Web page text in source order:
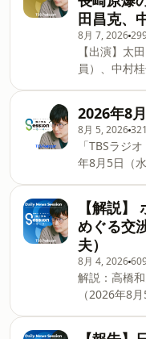
ト：⁠⁠⁠⁠⁠⁠⁠⁠⁠⁠⁠⁠⁠⁠⁠⁠⁠⁠⁠⁠⁠⁠⁠⁠⁠⁠⁠⁠⁠⁠⁠⁠⁠⁠@
音声メディ
見やトピッ
いただきます。 【ゲスト】
Research
越健司 さん 【PR】スピークはこちらの
リンクから
す（8/16ま
👉https://bit.ly/
＝＝＝＝＝＝＝＝＝＝
プロジェク
月～金曜日
で生放送 パーソナリティ：荻上チキ、奥
村奈
田昌克、
8月 7, 2026
【出演】太
員）、中村
【PR】スピ
大6,000円
で・7日間の
https://bit.ly/
＝＝＝＝＝＝＝＝＝ 発信
ロジェクト「
～金曜日
生放送 パーソナリティ：荻上チキ、奥村
奈津美 番組HP：⁠⁠⁠⁠⁠⁠⁠⁠⁠⁠⁠⁠⁠⁠⁠⁠⁠⁠⁠⁠⁠⁠⁠⁠⁠⁠⁠⁠⁠⁠⁠⁠荻上チキ・Session⁠⁠⁠⁠⁠⁠⁠⁠⁠⁠⁠⁠⁠⁠⁠⁠⁠⁠⁠⁠⁠⁠⁠⁠⁠⁠⁠⁠⁠⁠⁠⁠ 番
組メールアド
組Xアカウン
2026年8
8月 5, 2026321
「TBSラジ
年8月5日（水）ニュ
で始められ
料体験つ
発信型ニュ
キ・Session」 ★月～金曜日
20:00 TBSラジオ
ティ：荻上チ
HP：⁠荻上チキ・
レス：⁠
ト：⁠
【解説
めぐる交
夫）
8月 4, 2026
解説：高橋
（2026年8
ピークはこ